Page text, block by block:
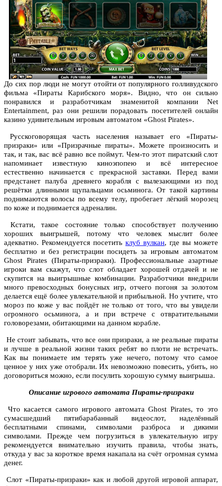
До сих пор люди не могут отойти от популярного голливудского
фильма «Пираты Карибского моря». Видно, что он сильно
понравился и разработчикам знаменитой компании Net
Entertainment, раз они решили порадовать посетителей онлайн
казино удивительным игровым автоматом «Ghost Pirates».
Русскоговорящая часть населения называет его «Пираты-
призраки» или «Призрачные пираты». Можете произносить и
так, и так, вас всё равно все поймут. Чем-то этот пиратский слот
напоминает известную киноэпопею и всё интересное
естественно начинается с прекрасной заставки. Перед вами
предстанет палуба древнего корабля с вылезающими из под
решётки длинными щупальцами осьминога. От такой картины
поднимаются волосы по всему телу, пробегает лёгкий морозец
по коже и поднимается адреналин.
Кстати, такое состояние только способствует получению
хороших выигрышей, потому что человек мыслит более
адекватно. Рекомендуется посетить клуб вулкан, где вы можете
бесплатно и без регистрации посидеть за игровым автоматом
Ghost Pirates (Пираты-призраки). Профессиональные азартные
игроки вам скажут, что слот обладает хорошей отдачей и не
скупится на выигрышные комбинации. Разработчики внедрили
много превосходных бонусных игр, отчего погоня за золотом
делается ещё более увлекательной и прибыльной. Но учтите, что
мороз по коже у вас пойдёт не только от того, что вы увидели
огромного осьминога, а и при встрече с отвратительными
головорезами, обитающими на данном корабле.
Не стоит забывать, что все они призраки, а не реальные пираты
и лучше в реальной жизни таких ребят во плоти не встречать.
Как вы понимаете им терять уже нечего, потому что самое
ценное у них уже отобрали. Их невозможно повесить, убить, но
договориться можно, если посулить хорошую сумму выигрыша.
Описание игрового автомата Пираты-призраки
Что касается самого игрового автомата Ghost Pirates, то это
сумасшедший пятибарабанный видеослот, наделённый
бесплатными спинами, символами разброса и дикими
символами. Прежде чем погрузиться в увлекательную игру
рекомендуется внимательно изучить правила, чтобы знать,
откуда у вас за короткое время накапала на счёт огромная сумма
денег.
Слот «Пираты-призраки» как и любой другой игровой аппарат,